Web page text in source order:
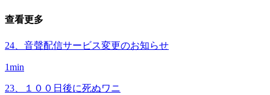
查看更多
24、音聲配信サービス変更のお知らせ
1min
23、１００日後に死ぬワニ